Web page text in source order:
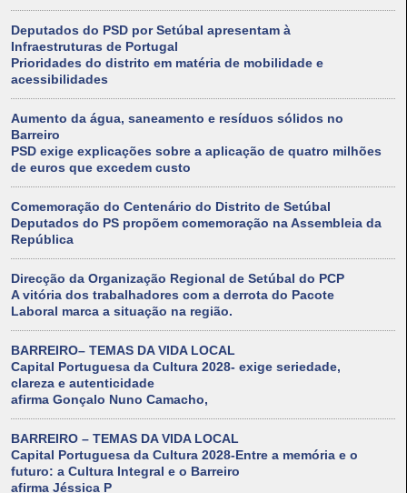
Deputados do PSD por Setúbal apresentam à
Infraestruturas de Portugal
Prioridades do distrito em matéria de mobilidade e
acessibilidades
Aumento da água, saneamento e resíduos sólidos no
Barreiro
PSD exige explicações sobre a aplicação de quatro milhões
de euros que excedem custo
Comemoração do Centenário do Distrito de Setúbal
Deputados do PS propõem comemoração na Assembleia da
República
Direcção da Organização Regional de Setúbal do PCP
A vitória dos trabalhadores com a derrota do Pacote
Laboral marca a situação na região.
BARREIRO– TEMAS DA VIDA LOCAL
Capital Portuguesa da Cultura 2028- exige seriedade,
clareza e autenticidade
afirma Gonçalo Nuno Camacho,
BARREIRO – TEMAS DA VIDA LOCAL
Capital Portuguesa da Cultura 2028-Entre a memória e o
futuro: a Cultura Integral e o Barreiro
afirma Jéssica P